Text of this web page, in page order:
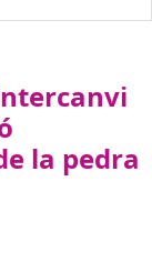
la pedra